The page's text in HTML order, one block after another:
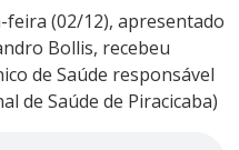
feira (02/12), apresentado
Bollis, recebeu
de Saúde responsável
de Saúde de Piracicaba)